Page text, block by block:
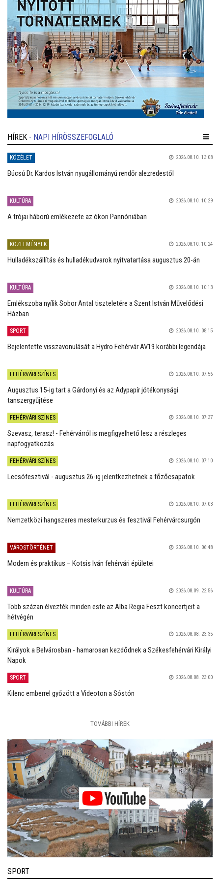
HÍREK - NAPI HÍRÖSSZEFOGLALÓ
KÖZÉLET 2026.08.10. 13:08
Búcsú Dr. Kardos István nyugállományú rendőr alezredestől
KULTÚRA 2026.08.10. 10:29
A trójai háború emlékezete az ókori Pannóniában
KÖZLEMÉNYEK 2026.08.10. 10:24
Hulladékszállítás és hulladékudvarok nyitvatartása augusztus 20-án
KULTÚRA 2026.08.10. 10:13
Emlékszoba nyílik Sobor Antal tiszteletére a Szent István Művelődési
Házban
SPORT 2026.08.10. 08:15
Bejelentette visszavonulását a Hydro Fehérvár AV19 korábbi legendája
FEHÉRVÁRI SZÍNES 2026.08.10. 07:56
Augusztus 15-ig tart a Gárdonyi és az Adypapír jótékonysági
tanszergyűjtése
FEHÉRVÁRI SZÍNES 2026.08.10. 07:37
Szevasz, terasz! - Fehérvárról is megfigyelhető lesz a részleges
napfogyatkozás
FEHÉRVÁRI SZÍNES 2026.08.10. 07:10
Lecsófesztivál - augusztus 26-ig jelentkezhetnek a főzőcsapatok
FEHÉRVÁRI SZÍNES 2026.08.10. 07:03
Nemzetközi hangszeres mesterkurzus és fesztivál Fehérvárcsurgón
VÁROSTÖRTÉNET 2026.08.10. 06:48
Modern és praktikus – Kotsis Iván fehérvári épületei
KULTÚRA 2026.08.09. 22:56
Több százan élvezték minden este az Alba Regia Feszt koncertjeit a
hétvégén
FEHÉRVÁRI SZÍNES 2026.08.08. 23:35
Királyok a Belvárosban - hamarosan kezdődnek a Székesfehérvári Királyi
Napok
SPORT 2026.08.08. 23:00
Kilenc emberrel győzött a Videoton a Sóstón
TOVÁBBI HÍREK
SPORT